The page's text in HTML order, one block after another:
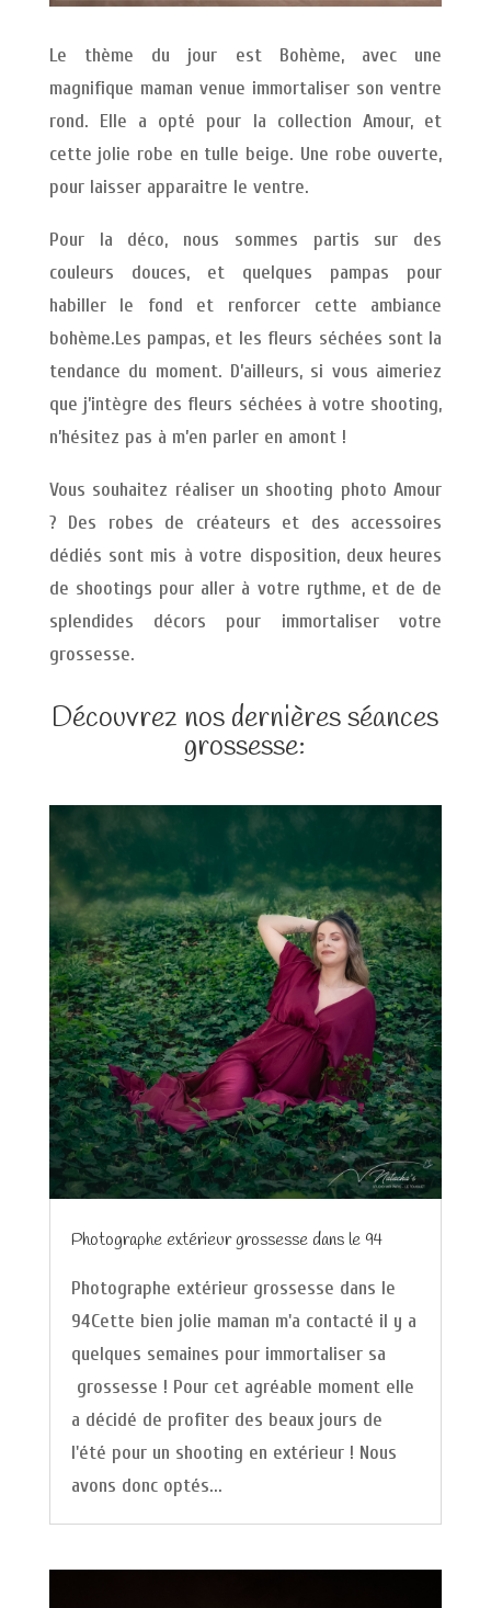
Le thème du jour est Bohème, avec une
magnifique maman venue immortaliser son ventre
rond. Elle a opté pour la collection Amour, et
cette jolie robe en tulle beige. Une robe ouverte,
pour laisser apparaitre le ventre.
Pour la déco, nous sommes partis sur des
couleurs douces, et quelques pampas pour
habiller le fond et renforcer cette ambiance
bohème.Les pampas, et les fleurs séchées sont la
tendance du moment. D’ailleurs, si vous aimeriez
que j’intègre des fleurs séchées à votre shooting,
n’hésitez pas à m’en parler en amont !
Vous souhaitez réaliser un shooting photo Amour
? Des robes de créateurs et des accessoires
dédiés sont mis à votre disposition, deux heures
de shootings pour aller à votre rythme, et de de
splendides décors pour immortaliser votre
grossesse.
Découvrez nos dernières séances
grossesse:
Photographe extérieur grossesse dans le 94
Photographe extérieur grossesse dans le
94Cette bien jolie maman m'a contacté il y a
quelques semaines pour immortaliser sa
grossesse ! Pour cet agréable moment elle
a décidé de profiter des beaux jours de
l'été pour un shooting en extérieur ! Nous
avons donc optés...